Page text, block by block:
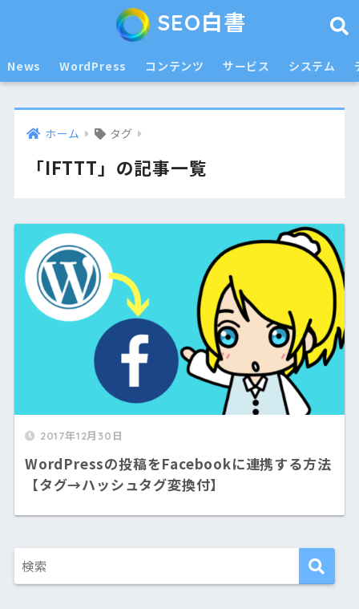
SEO白書
News WordPress コンテンツ サービス システム
ホーム タグ
「IFTTT」の記事一覧
2017年12月30日
WordPressの投稿をFacebookに連携する方法
【タグ→ハッシュタグ変換付】